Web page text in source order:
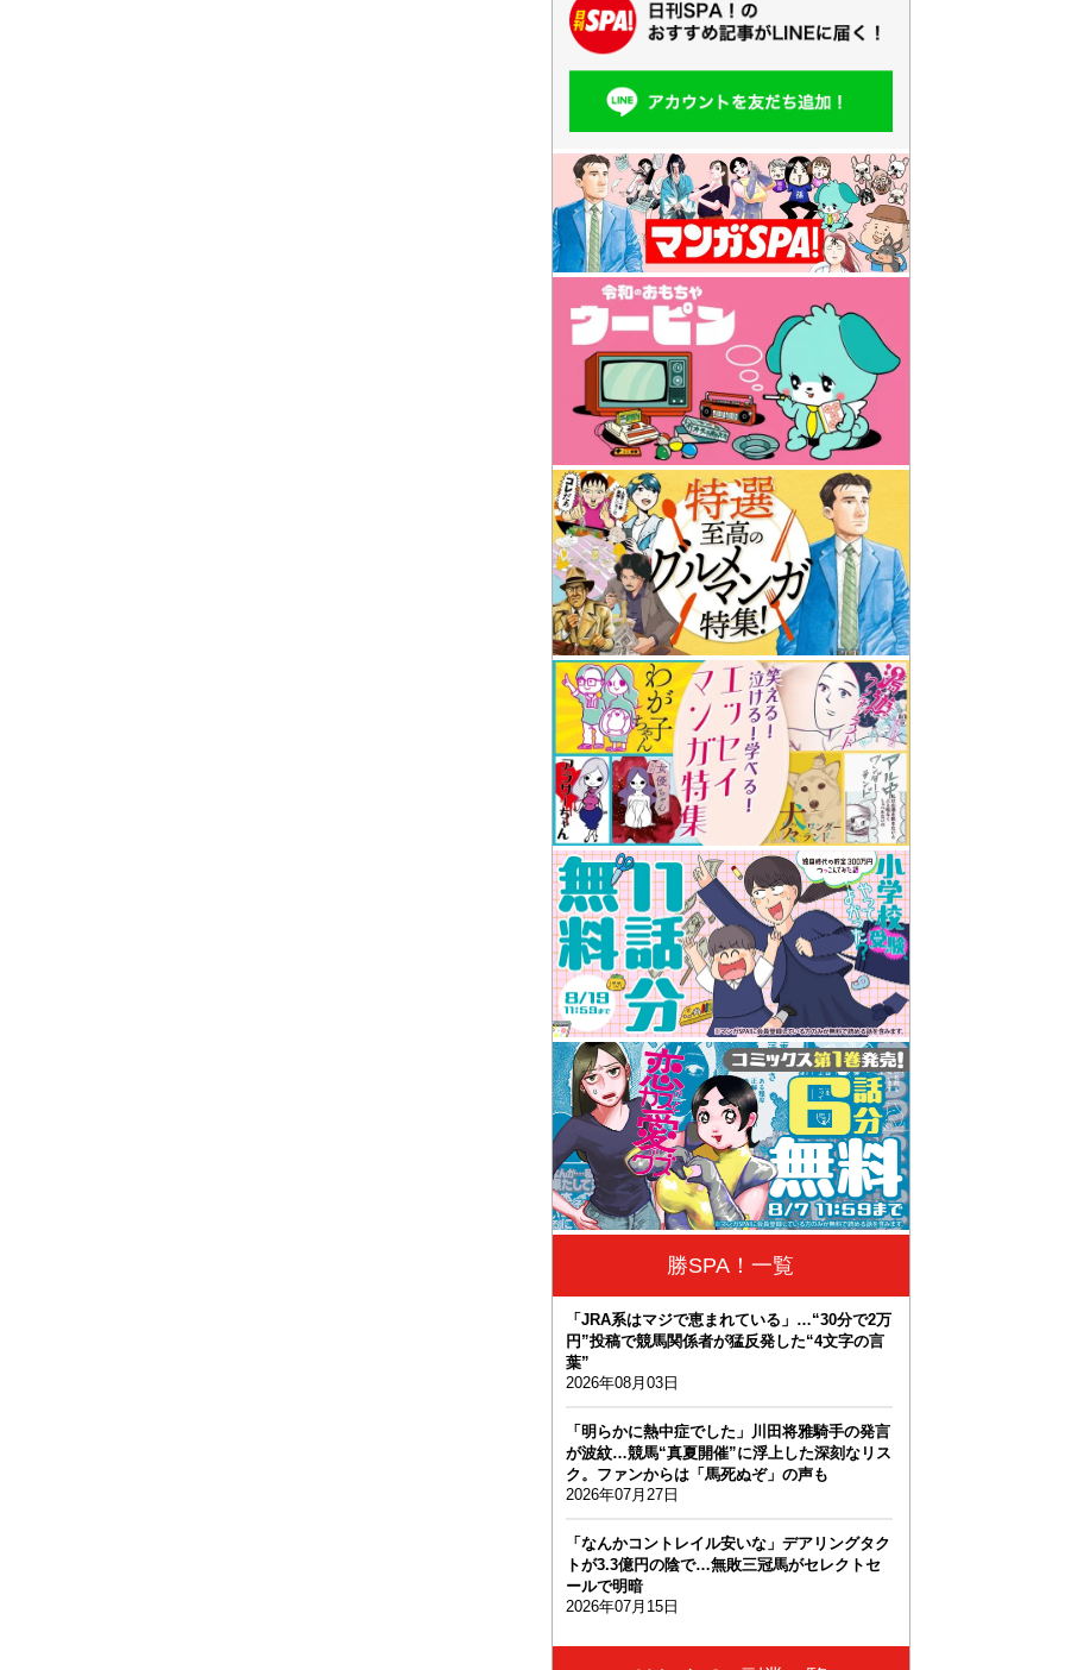
勝SPA！一覧
「JRA系はマジで恵まれている」…“30分で2万
円”投稿で競馬関係者が猛反発した“4文字の言
葉”
2026年08月03日
「明らかに熱中症でした」川田将雅騎手の発言
が波紋…競馬“真夏開催”に浮上した深刻なリス
ク。ファンからは「馬死ぬぞ」の声も
2026年07月27日
「なんかコントレイル安いな」デアリングタク
トが3.3億円の陰で…無敗三冠馬がセレクトセ
ールで明暗
2026年07月15日